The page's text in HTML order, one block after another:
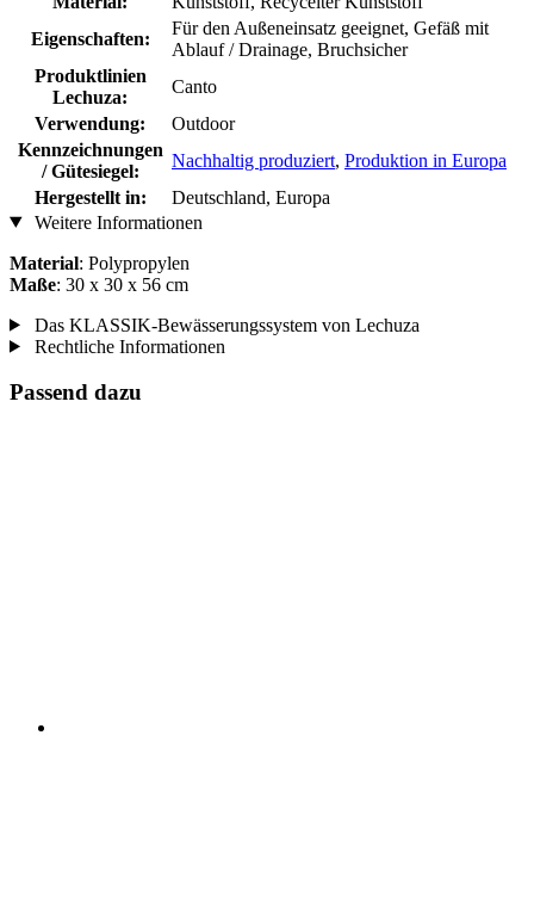
Eigenschaften:
Für den Außeneinsatz geeignet, Gefäß mit
Ablauf / Drainage, Bruchsicher
Produktlinien
Lechuza:
Canto
Verwendung:
Outdoor
Kennzeichnungen
/ Gütesiegel:
Nachhaltig produziert, Produktion in Europa
Hergestellt in:
Deutschland, Europa
Weitere Informationen
Material: Polypropylen
Maße: 30 x 30 x 56 cm
Das KLASSIK-Bewässerungssystem von Lechuza
Rechtliche Informationen
Passend dazu